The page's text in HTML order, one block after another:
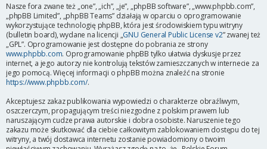
Nasze fora zwane też „one”, „ich”, „je”, „phpBB software”, „www.phpbb.com”,
„phpBB Limited”, „phpBB Teams” działają w oparciu o oprogramowanie
wykorzystujące technologię phpBB, która jest środowiskiem typu witryny
(bulletin board), wydane na licencji „GNU General Public License v2” zwanej też
„GPL”. Oprogramowanie jest dostępne do pobrania ze strony
www.phpbb.com. Oprogramowanie phpBB tylko ułatwia dyskusje przez
internet, a jego autorzy nie kontrolują tekstów zamieszczanych w internecie za
jego pomocą. Więcej informacji o phpBB można znaleźć na stronie
https://www.phpbb.com/.
Akceptujesz zakaz publikowania wypowiedzi o charakterze obraźliwym,
oszczerczym, propagującym treści niezgodne z polskim prawem lub
naruszającym cudze prawa autorskie i dobra osobiste. Naruszenie tego
zakazu może skutkować dla ciebie całkowitym zablokowaniem dostępu do tej
witryny, a twój dostawca internetu zostanie powiadomiony o twoim